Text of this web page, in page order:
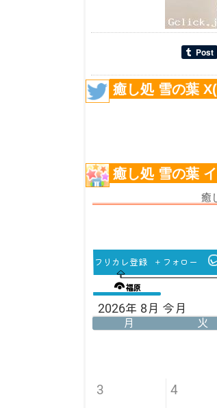
癒し処 雪の葉
癒し処 雪の葉
癒